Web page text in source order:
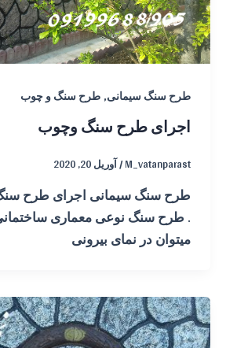
طرح سنگ سیمانی,طرح سنگ و چوب
اجرای طرح سنگ وچوب
M_vatanparast
/آوریل 20, 2020
طرح سنگ سیمانی اجرای طرح
. طرح سنگ نوعی معماری
میتوان در نمای بیرونی